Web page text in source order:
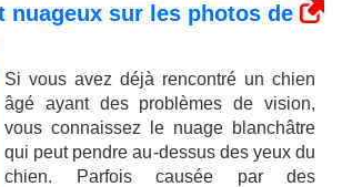
nuageux sur les photos de
Si vous avez déjà rencontré un chien
âgé ayant des problèmes de vision,
vous connaissez le nuage blanchâtre
qui peut pendre au-dessus des yeux du
chien. Parfois causée par des